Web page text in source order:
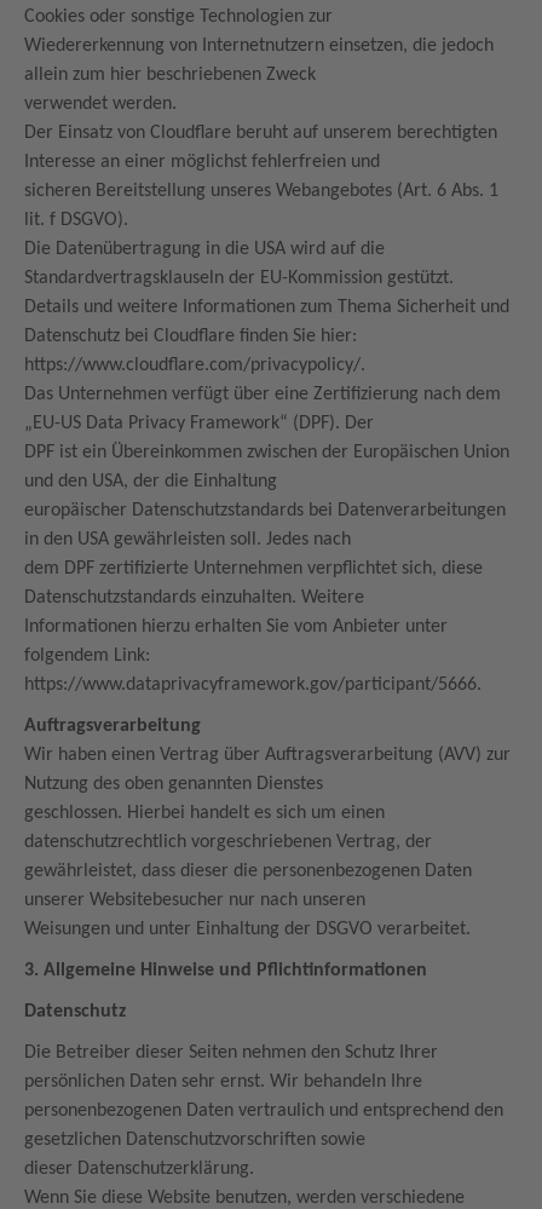
Cookies oder sonstige Technologien zur
Wiedererkennung von Internetnutzern einsetzen, die jedoch
allein zum hier beschriebenen Zweck
verwendet werden.
Der Einsatz von Cloudflare beruht auf unserem berechtigten
Interesse an einer möglichst fehlerfreien und
sicheren Bereitstellung unseres Webangebotes (Art. 6 Abs. 1
lit. f DSGVO).
Die Datenübertragung in die USA wird auf die
Standardvertragsklauseln der EU-Kommission gestützt.
Details und weitere Informationen zum Thema Sicherheit und
Datenschutz bei Cloudflare finden Sie hier:
https://www.cloudflare.com/privacypolicy/.
Das Unternehmen verfügt über eine Zertifizierung nach dem
„EU-US Data Privacy Framework“ (DPF). Der
DPF ist ein Übereinkommen zwischen der Europäischen Union
und den USA, der die Einhaltung
europäischer Datenschutzstandards bei Datenverarbeitungen
in den USA gewährleisten soll. Jedes nach
dem DPF zertifizierte Unternehmen verpflichtet sich, diese
Datenschutzstandards einzuhalten. Weitere
Informationen hierzu erhalten Sie vom Anbieter unter
folgendem Link:
https://www.dataprivacyframework.gov/participant/5666.
Auftragsverarbeitung
Wir haben einen Vertrag über Auftragsverarbeitung (AVV) zur
Nutzung des oben genannten Dienstes
geschlossen. Hierbei handelt es sich um einen
datenschutzrechtlich vorgeschriebenen Vertrag, der
gewährleistet, dass dieser die personenbezogenen Daten
unserer Websitebesucher nur nach unseren
Weisungen und unter Einhaltung der DSGVO verarbeitet.
3. Allgemeine Hinweise und Pflichtinformationen
Datenschutz
Die Betreiber dieser Seiten nehmen den Schutz Ihrer
persönlichen Daten sehr ernst. Wir behandeln Ihre
personenbezogenen Daten vertraulich und entsprechend den
gesetzlichen Datenschutzvorschriften sowie
dieser Datenschutzerklärung.
Wenn Sie diese Website benutzen, werden verschiedene